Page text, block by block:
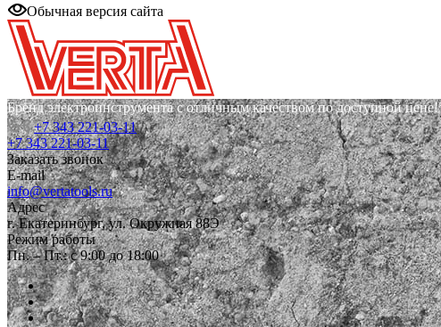
Обычная версия сайта
Бренд электроинструмента с отличным качеством по доступной цене!
+7 343 221-03-11
+7 343 221-03-11
Заказать звонок
E-mail
info@vertatools.ru
Адрес
г. Екатеринбург, ул. Окружная 88Э
Режим работы
Пн. – Пт.: с 9:00 до 18:00